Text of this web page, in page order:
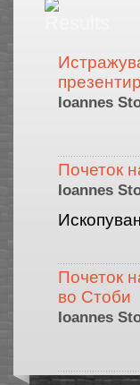
Ioannes
Почеток
Ioannes
Почеток
во Стоби
Ioannes